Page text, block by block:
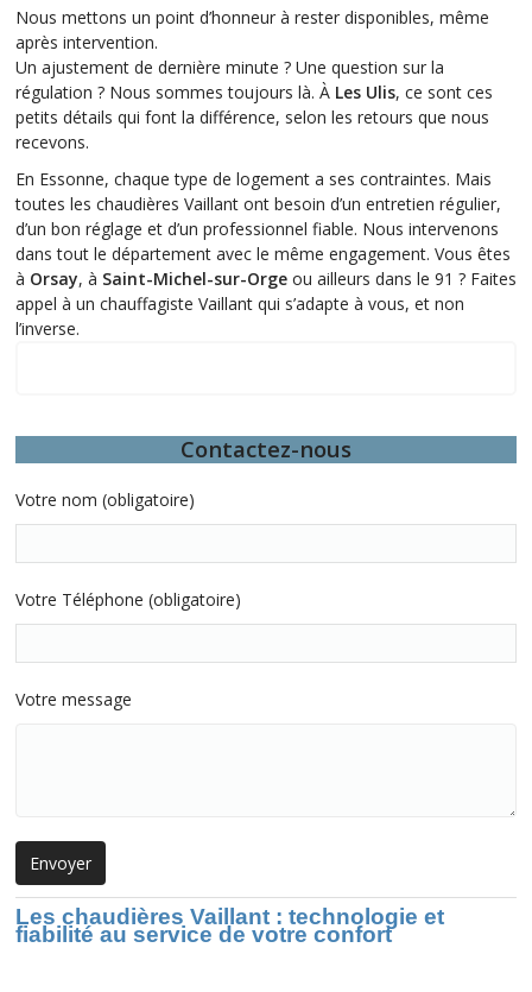
Nous mettons un point d’honneur à rester disponibles, même
après intervention.
Un ajustement de dernière minute ? Une question sur la
régulation ? Nous sommes toujours là. À Les Ulis, ce sont ces
petits détails qui font la différence, selon les retours que nous
recevons.
En Essonne, chaque type de logement a ses contraintes. Mais
toutes les chaudières Vaillant ont besoin d’un entretien régulier,
d’un bon réglage et d’un professionnel fiable. Nous intervenons
dans tout le département avec le même engagement. Vous êtes
à Orsay, à Saint-Michel-sur-Orge ou ailleurs dans le 91 ? Faites
appel à un chauffagiste Vaillant qui s’adapte à vous, et non
l’inverse.
Contactez-nous
Votre nom (obligatoire)
Votre Téléphone (obligatoire)
Votre message
Les chaudières Vaillant : technologie et
fiabilité au service de votre confort